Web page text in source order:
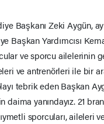
Başkanı Zeki Aygün,
Başkan Yardımcısı
ve sporcu ailelerinin
ve antrenörleri ile bir
tebrik eden Başkan
daima yanındayız. 21
sporcuları, aileleri